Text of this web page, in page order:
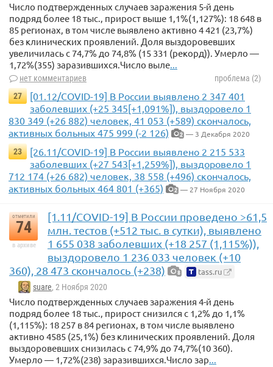
Число подтвержденных случаев заражения 5-й день
подряд более 18 тыс., прирост выше 1,1%(1,127%): 18 648 в
85 регионах, в том числе выявлено активно 4 421 (23,7%)
без клинических проявлений. Доля выздоровевших
увеличилась с 74,7% до 74,8% (15 331 (рекорд)). Умерло —
1,72%(355) заразившихся.Число выле...
нет комментариев
проблема (2)
27
[01.12/COVID-19] В России выявлено 2 347 401
заболевших (+25 345[+1,091%]), выздоровело 1
830 349 (+26 882) человек, 41 053 (+589) скончалось,
активных больных 475 999 (-2 126)
2 — 3 Декабря 2020
23
[26.11/COVID-19] В России выявлено 2 215 533
заболевших (+27 543[+1,259%]), выздоровело 1
712 174 (+26 682) человек, 38 558 (+496) скончалось,
активных больных 464 801 (+365)
2 — 27 Ноября 2020
отметили
74
в архиве
[1.11/COVID-19] В России проведено >61,5
млн. тестов (+512 тыс. в сутки), выявлено
1 655 038 заболевших (+18 257 (1,115%)),
выздоровело 1 236 033 человек (+10
360), 28 473 скончалось (+238)
8 tass.ru
suare, 2 Ноября 2020
Число подтвержденных случаев заражения 4-й день
подряд более 18 тыс., прирост снизился с 1,2% до 1,1%
(1,115%): 18 257 в 84 регионах, в том числе выявлено
активно 4585 (25,1%) без клинических проявлений. Доля
выздоровевших снизилась с 74,9% до 74,7%(10 360).
Умерло — 1,72%(238) заразившихся.Число зар